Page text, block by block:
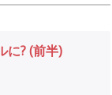
に? (前半)